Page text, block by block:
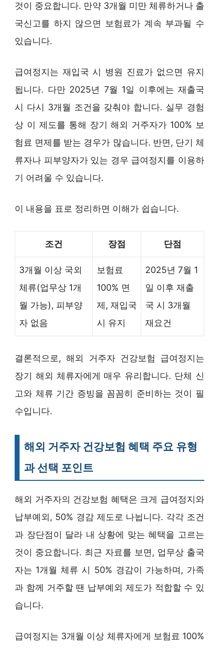
것이 중요합니다. 만약 3개월 미만 체류하거나 출
국신고를 하지 않으면 보험료가 계속 부과될 수
있습니다.
급여정지는 재입국 시 병원 진료가 없으면 유지
됩니다. 다만 2025년 7월 1일 이후에는 재출국
시 다시 3개월 조건을 갖춰야 합니다. 실무 경험
상 이 제도를 통해 장기 해외 거주자가 100% 보
험료 면제를 받는 경우가 많습니다. 반면, 단기 체
류자나 피부양자가 있는 경우 급여정지를 이용하
기 어려울 수 있습니다.
이 내용을 표로 정리하면 이해가 쉽습니다.
조건 장점 단점
3개월 이상 국외
체류(업무상 1개
월 가능), 피부양
자 없음
보험료
100% 면
제, 재입국
시 유지
2025년 7월 1
일 이후 재출
국 시 3개월
재요건
결론적으로, 해외 거주자 건강보험 급여정지는
장기 해외 체류자에게 매우 유리합니다. 단체 신
고와 체류 기간 증빙을 꼼꼼히 준비하는 것이 필
수입니다.
해외 거주자 건강보험 혜택 주요 유형
과 선택 포인트
해외 거주자의 건강보험 혜택은 크게 급여정지와
납부예외, 50% 경감 제도로 나뉩니다. 각각 조건
과 장단점이 달라 내 상황에 맞는 혜택을 고르는
것이 중요합니다. 최근 자료를 보면, 업무상 출국
자는 1개월 체류 시 50% 경감이 가능하며, 가족
과 함께 거주할 땐 납부예외 제도가 적합할 수 있
습니다.
급여정지는 3개월 이상 체류자에게 보험료 100%